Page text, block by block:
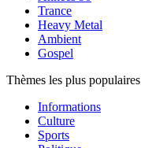
Trance
Heavy Metal
Ambient
Gospel
Thèmes les plus populaires
Informations
Culture
Sports